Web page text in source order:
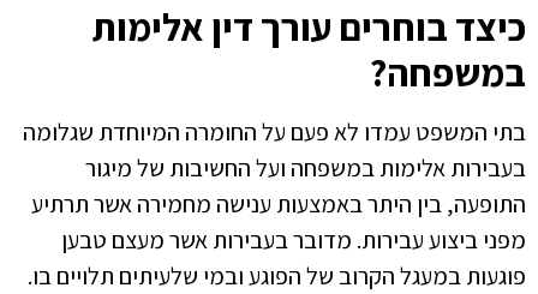
כיצד בוחרים עורך דין אלימות
במשפחה?
בתי המשפט עמדו לא פעם על החומרה המיוחדת שגלומה
בעבירות אלימות במשפחה ועל החשיבות של מיגור
התופעה, בין היתר באמצעות ענישה מחמירה אשר תרתיע
מפני ביצוע עבירות. מדובר בעבירות אשר מעצם טבען
פוגעות במעגל הקרוב של הפוגע ובמי שלעיתים תלויים בו.